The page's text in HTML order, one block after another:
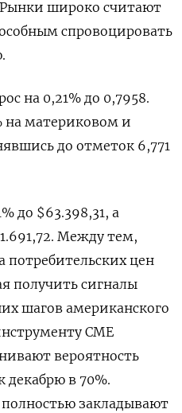
широко считают
спровоцировать
на 0,21% до 0,7958.
на материковом и
до отметок 6,771
до $63.398,31, а
Между тем,
потребительских цен
получить сигналы
шагов американского
CME
вероятность
в 70%.
закладывают